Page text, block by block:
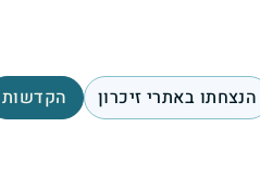
הנצחתו באתרי זיכרון הקדשות